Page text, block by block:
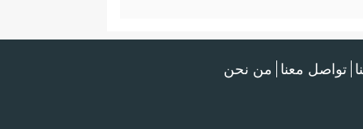
تواصل معنا من نحن